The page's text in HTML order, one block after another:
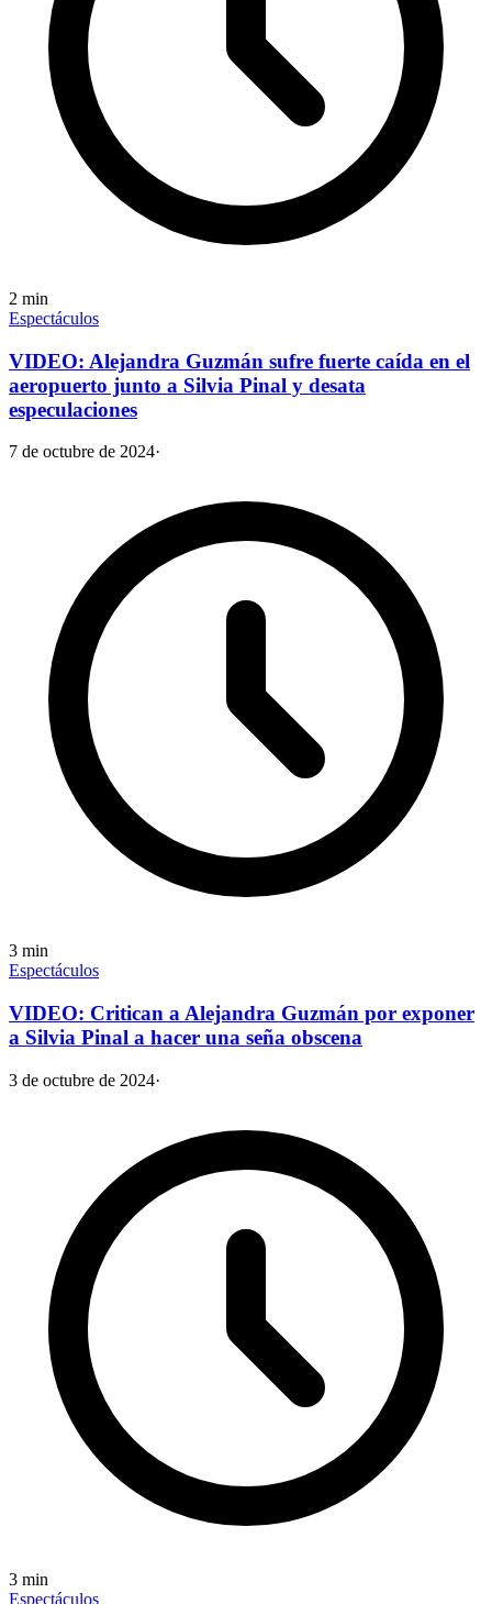
2 min
Espectáculos
VIDEO: Alejandra Guzmán sufre fuerte caída en el
aeropuerto junto a Silvia Pinal y desata
especulaciones
7 de octubre de 2024·
3 min
Espectáculos
VIDEO: Critican a Alejandra Guzmán por exponer
a Silvia Pinal a hacer una seña obscena
3 de octubre de 2024·
3 min
Espectáculos